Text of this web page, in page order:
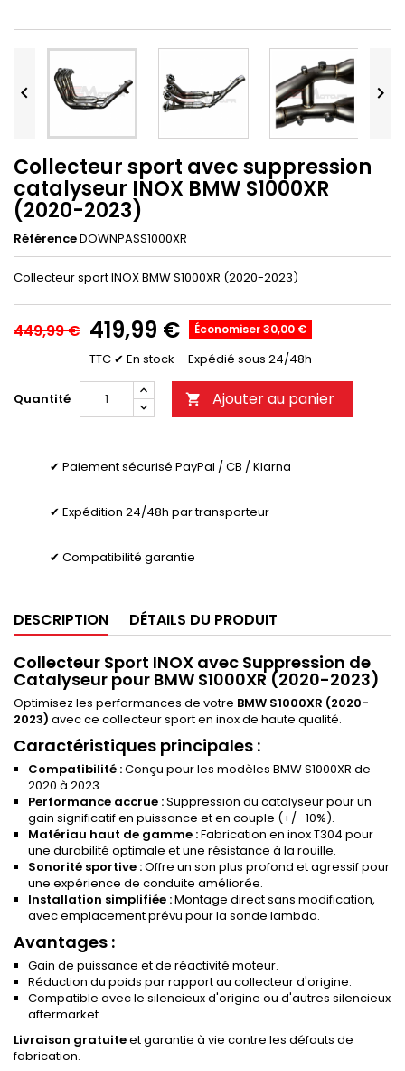
 
Collecteur sport avec suppression
catalyseur INOX BMW S1000XR
(2020-2023)
RéférenceDOWNPASS1000XR
Collecteur sport INOX BMW S1000XR (2020-2023)
449,99 € 419,99 € Économiser 30,00 €
TTC ✔ En stock – Expédié sous 24/48h
Quantité  Ajouter au panier
✔ Paiement sécurisé PayPal / CB / Klarna
✔ Expédition 24/48h par transporteur
✔ Compatibilité garantie
DESCRIPTION DÉTAILS DU PRODUIT
Collecteur Sport INOX avec Suppression de
Catalyseur pour BMW S1000XR (2020-2023)
Optimisez les performances de votre BMW S1000XR (2020-
2023) avec ce collecteur sport en inox de haute qualité.
Caractéristiques principales :
Compatibilité :Conçu pour les modèles BMW S1000XR de
2020 à 2023.
Performance accrue :Suppression du catalyseur pour un
gain significatif en puissance et en couple (+/- 10%).
Matériau haut de gamme :Fabrication en inox T304 pour
une durabilité optimale et une résistance à la rouille.
Sonorité sportive :Offre un son plus profond et agressif pour
une expérience de conduite améliorée.
Installation simplifiée :Montage direct sans modification,
avec emplacement prévu pour la sonde lambda.
Avantages :
Gain de puissance et de réactivité moteur.
Réduction du poids par rapport au collecteur d'origine.
Compatible avec le silencieux d'origine ou d'autres silencieux
aftermarket.
Livraison gratuiteet garantie à vie contre les défauts de
fabrication.